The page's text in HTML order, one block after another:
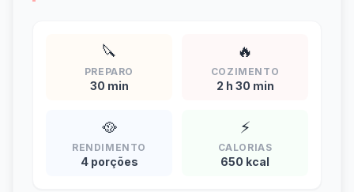
🔪
PREPARO
30 min
🔥
COZIMENTO
2 h 30 min
🥘
RENDIMENTO
4 porções
⚡
CALORIAS
650 kcal